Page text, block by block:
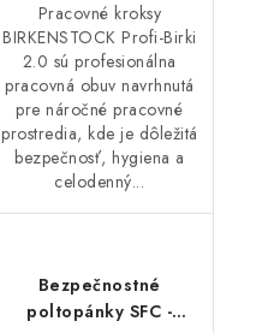
Pracovné kroksy
BIRKENSTOCK Profi-Birki
2.0 sú profesionálna
pracovná obuv navrhnutá
pre náročné pracovné
prostredia, kde je dôležitá
bezpečnosť, hygiena a
celodenný...
Bezpečnostné
poltopánky SFC -